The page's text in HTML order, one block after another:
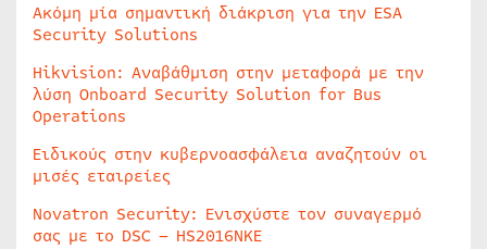
Ακόμη μία σημαντική διάκριση για την ESA
Security Solutions
Hikvision: Αναβάθμιση στην μεταφορά με την
λύση Onboard Security Solution for Bus
Operations
Ειδικούς στην κυβερνοασφάλεια αναζητούν οι
μισές εταιρείες
Novatron Security: Ενισχύστε τον συναγερμό
σας με το DSC – HS2016NKE